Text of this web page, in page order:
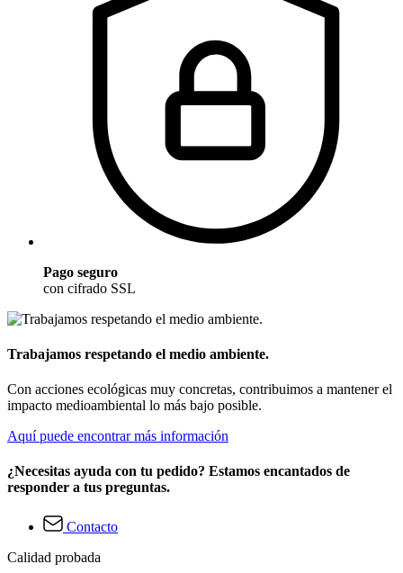
Pago seguro
con cifrado SSL
Trabajamos respetando el medio ambiente.
Con acciones ecológicas muy concretas, contribuimos a mantener el
impacto medioambiental lo más bajo posible.
Aquí puede encontrar más información
¿Necesitas ayuda con tu pedido? Estamos encantados de
responder a tus preguntas.
Contacto
Calidad probada